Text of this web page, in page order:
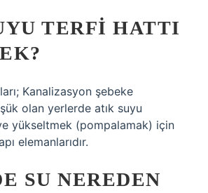
TERFI HATTI
Kanalizasyon şebeke
olan yerlerde atık suyu
yükseltmek (pompalamak) için
elemanlarıdır.
SU NEREDEN